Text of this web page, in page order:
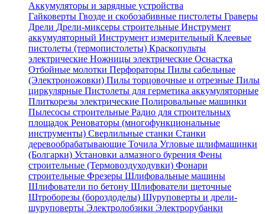
Аккумуляторы и зарядные устройства
Гайковерты Гвозде и скобозабивные пистолеты Граверы
Дрели Дрели-миксеры строительные Инструмент
аккумуляторный Инструмент измерительный Клеевые
пистолеты (термопистолеты) Краскопульты
электрические Ножницы электрические Оснастка
Отбойные молотки Перфораторы Пилы сабельные
(Электроножовки) Пилы торцовочные и отрезные Пилы
циркулярные Пистолеты для герметика аккумуляторные
Плиткорезы электрические Полировальные машинки
Пылесосы строительные Радио для строительных
площадок Реноваторы (многофункциональные
инструменты) Сверлильные станки Станки
деревообрабатывающие Точила Угловые шлифмашинки
(Болгарки) Установки алмазного бурения Фены
строительные (Термовоздуходувки) Фонари
строительные Фрезеры Шлифовальные машины
Шлифователи по бетону Шлифователи щеточные
Штроборезы (бороздоделы) Шуруповерты и дрели-
шуруповерты Электролобзики Электрорубанки